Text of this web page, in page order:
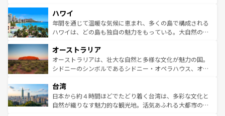
ば市内交通費無料で観光を楽しむこともできる。 なお、新
着のスイス情報はコンテンツ一覧 を参照してほしい。
のような巨大都市は、観光、ショッピング、エンターテイ
ンメントが詰まった刺激的なスポットだ。一方、アメリカ
西部には大自然が広がり、グランドキャニオンやイエロー
部のニューオーリンズでは、音楽と美食が融合した独特の
文化が魅力。旅行者はアメリカの各地域で異なる魅力を楽
しみながら、その多様性と豊かな歴史を感じることができ
ならではの贅沢な旅のスタイルだ。 なお、新着のアメリカ
情報はコンテンツ一覧を参照してほしい。
ハワイ
年間を通じて温暖な気候に恵まれ、多くの島で構成される
ハワイは、どの島も独自の魅力をもっている。大自然の神
ワイ島は見逃せない。また、定番の観光地といえばオアフ
島だが、静かな自然を求めるならマウイ島やカウアイ島が
おすすめ。エメラルドグリーンに輝く海をはじめ、豊かな
れるおもてなしの心で訪れる人々を迎えてくれるハワイの
人々、おいしいローカルフードやハワイアンミュージッ
ク、伝統的なフラダンスなど、すべてがハワイの魅力を彩
オーストラリア
オーストラリアは、壮大な自然と多様な文化が魅力の国。
シドニーのシンボルであるシドニー・オペラハウス、オー
リアリーフや大陸中央部にそびえるウルル（エアーズロッ
ク）、タスマニアの美しい原生林やケアンズの熱帯雨林な
ど、見どころがたくさん。また、カフェやワイン、オージ
台湾
日本から約４時間ほどでたどり着く台湾は、多彩な文化と
自然が織りなす魅力的な観光地。活気あふれる大都市の台